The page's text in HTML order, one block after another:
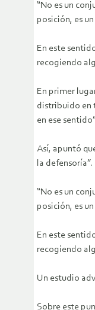
“No es un
posición, es
En este
recogiendo
En primer
distribuido en
en ese
Así, apuntó
la defensoría”.
“No es un
posición, es
En este
recogiendo
Un estudio
Sobre este